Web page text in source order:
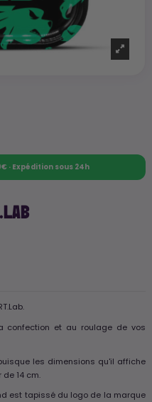
· Expédition sous 24h
confection et au roulage de vos
les dimensions qu'il affiche
14 cm.
est tapissé du logo de la marque